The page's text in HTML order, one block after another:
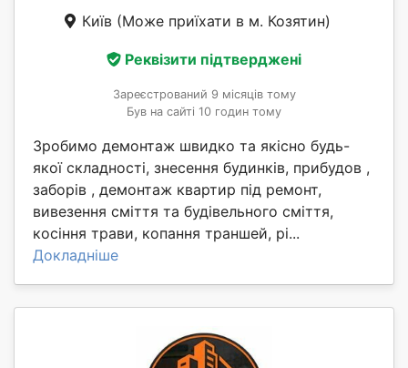
Київ (Може приїхати в м. Козятин)
Реквізити підтверджені
Зареєстрований 9 місяців тому
Був на сайті 10 годин тому
Зробимо демонтаж швидко та якісно будь-
якої складності, знесення будинків, прибудов ,
заборів , демонтаж квартир під ремонт,
вивезення сміття та будівельного сміття,
косіння трави, копання траншей, рі...
Докладніше